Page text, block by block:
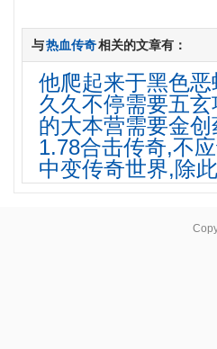
与热血传奇相关的文章有：
他爬起来于黑色
久久不停需要五
的大本营需要金
1.78合击传奇,不
中变传奇世界,除